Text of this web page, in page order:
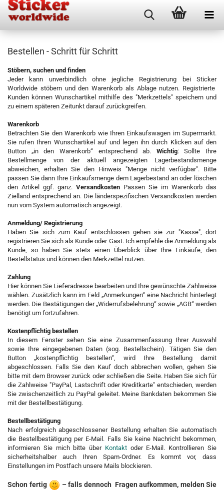
Bestellen - Schritt für Schritt
Stöbern, suchen und finden
Jeder kann unverbindlich ohne jegliche Registrierung bei Sticker
Worldwide stöbern und den Warenkorb als Ablage nutzen. Registrierte
Kunden können Wunschartikel mithilfe des "Merkzettels" speichern und
zu einem späteren Zeitunkt darauf zurückgreifen.
Warenkorb
Betrachten Sie den Warenkorb wie Ihren Einkaufswagen im Supermarkt.
Sie rufen Ihren Wunschartikel auf und legen ihn durch Klicken auf den
Button „in den Warenkorb“ entsprechend ab. Wichtig: Sollte Ihre
Bestellmenge von der aktuell angezeigten Lagerbestandsmenge
abweichen, erhalten Sie den Hinweis "Menge nicht verfügbar". Bitte
passen Sie dann Ihre Einkaufsmenge dem Lagerbestand an oder löschen
den Artikel ggf. ganz. Versandkosten Passen Sie im Warenkorb das
Zielland entsprechend an. Die länderspezifischen Versandkosten werden
nun vom System automatisch angezeigt.
Anmeldung/ Registrierung
Haben Sie sich zum Kauf entschlossen gehen sie zur "Kasse", dort
registrieren Sie sich als Kunde oder Gast. Ich empfehle die Anmeldung als
Kunde, so haben Sie stets einen Überblick über Ihre Einkäufe, den
Bestellstatus und können den Merkzettel nutzen.
Zahlung
Hier können Sie Lieferadresse bearbeiten und Ihre gewünschte Zahlweise
wählen. Zusätzlich kann im Feld „Anmerkungen“ eine Nachricht hinterlegt
werden. Die Bestätigungen der „Widerrufsbelehrung“ sowie „AGB“ werden
benötigt um fortzufahren.
Kostenpflichtig bestellen
In diesem Fenster sehen Sie eine Zusammenfassung Ihrer Auswahl
sowie Ihre eingegebenen Daten (sog. Bestellschein). Tätigen Sie den
Button „kostenpflichtig bestellen“, wird Ihre Bestellung damit
abgeschlossen. Falls Sie den Kauf doch abbrechen wollen, gehen Sie
bitte mit dem Browser zurück oder schließen die Seite. Haben Sie sich für
die Zahlweise "PayPal, Lastschrift oder Kreditkarte" entschieden, werden
Sie zwischenzeitlich zu PayPal geleitet. Meine Bankdaten bekommen Sie
mit der Bestellbestätigung.
Bestellbestätigung
Nach erfolgreich abgeschlossener Bestellung erhalten Sie automatisch
die Bestellbestätigung per E-Mail. Falls Sie keine Nachricht bekommen,
informieren Sie mich bitte über Kontakt oder E-Mail. Kontrollieren Sie
sicherheitshalber auch Ihren Spam-Ordner. Es kommt vor, dass
Einstellungen im Postfach unsere Mails blockieren.
Schon fertig
– falls dennoch Fragen aufkommen, melden Sie